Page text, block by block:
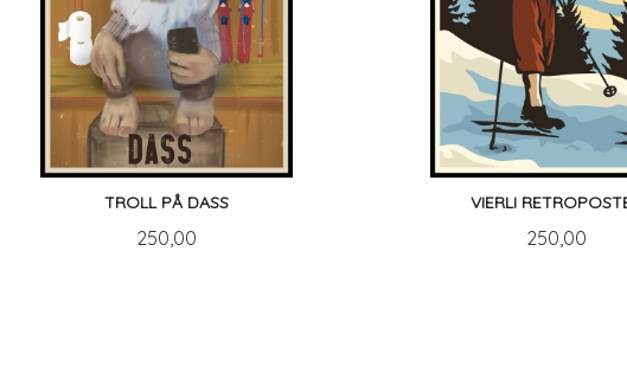
TROLL PÅ DASS
Pris
250,00
VIERLI
Pris
250,00